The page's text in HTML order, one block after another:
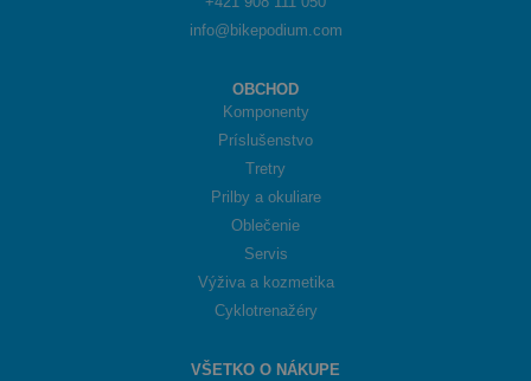
info@bikepodium.com
OBCHOD
Komponenty
Príslušenstvo
Tretry
Prilby a okuliare
Oblečenie
Servis
Výživa a kozmetika
Cyklotrenažéry
VŠETKO O NÁKUPE